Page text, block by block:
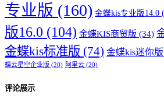
专业版 (160) 金蝶kis专业版14.0
版16.0 (104) 金蝶KIS商贸版 (34)
金蝶kis标准版 (74) 金蝶kis迷你版
蝶云星空企业版 (20) 阿里云 (20)
评论展示